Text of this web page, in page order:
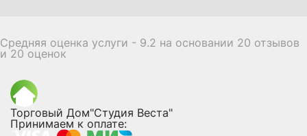
Средняя оценка услуги - 9.2 на основании 20 отзывов
и 20 оценок
Торговый Дом"Студия Веста"
Принимаем к оплате: